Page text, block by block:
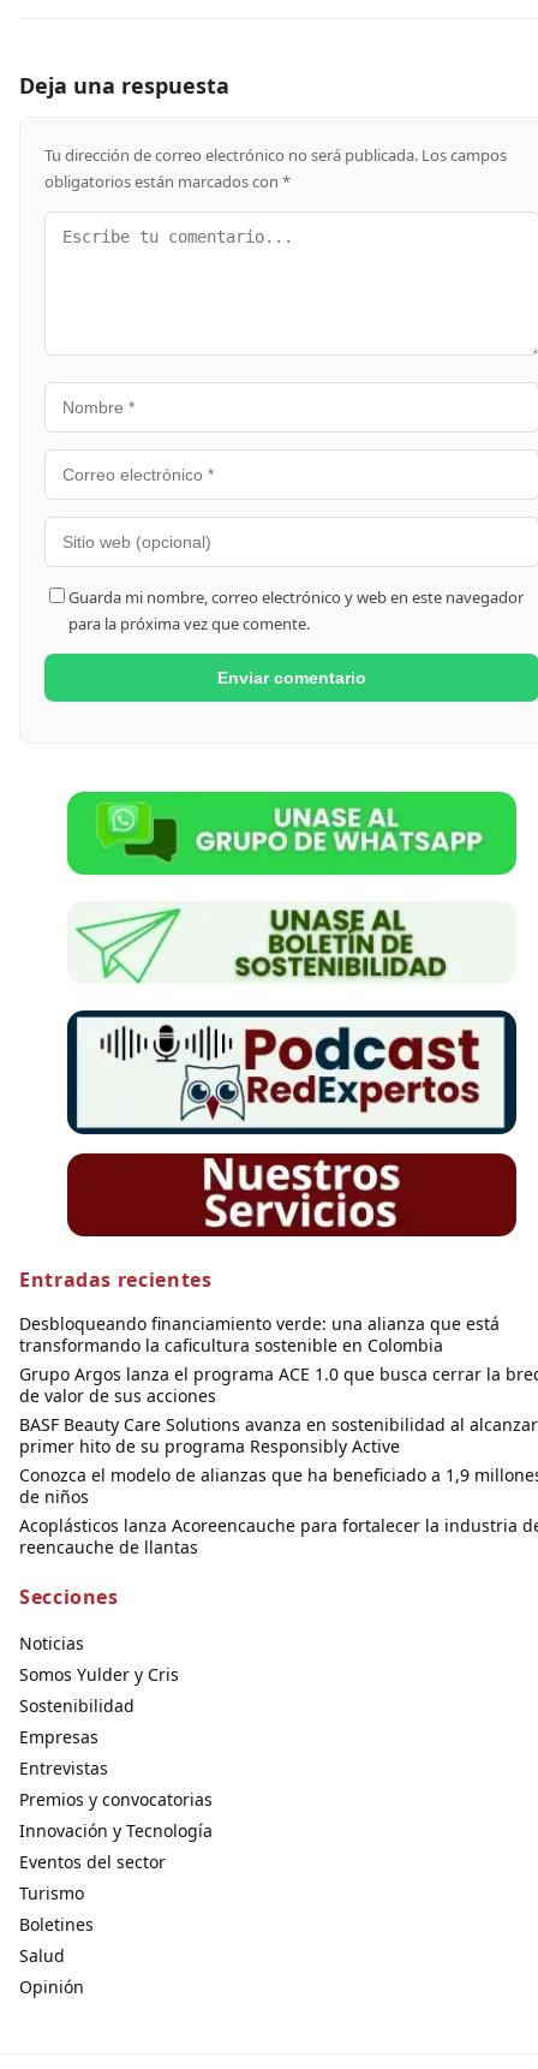
Deja una respuesta
Tu dirección de correo electrónico no será publicada. Los campos
obligatorios están marcados con *
Guarda mi nombre, correo electrónico y web en este navegador
para la próxima vez que comente.
Entradas recientes
Desbloqueando financiamiento verde: una alianza que está
transformando la caficultura sostenible en Colombia
Grupo Argos lanza el programa ACE 1.0 que busca cerrar la
de valor de sus acciones
BASF Beauty Care Solutions avanza en sostenibilidad al
primer hito de su programa Responsibly Active
Conozca el modelo de alianzas que ha beneficiado a 1,9
de niños
Acoplásticos lanza Acoreencauche para fortalecer la industria
reencauche de llantas
Secciones
Noticias
Somos Yulder y Cris
Sostenibilidad
Empresas
Entrevistas
Premios y convocatorias
Innovación y Tecnología
Eventos del sector
Turismo
Boletines
Salud
Opinión